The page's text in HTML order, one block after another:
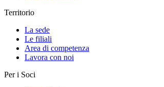
Territorio
La sede
Le filiali
Area di competenza
Lavora con noi
Per i Soci